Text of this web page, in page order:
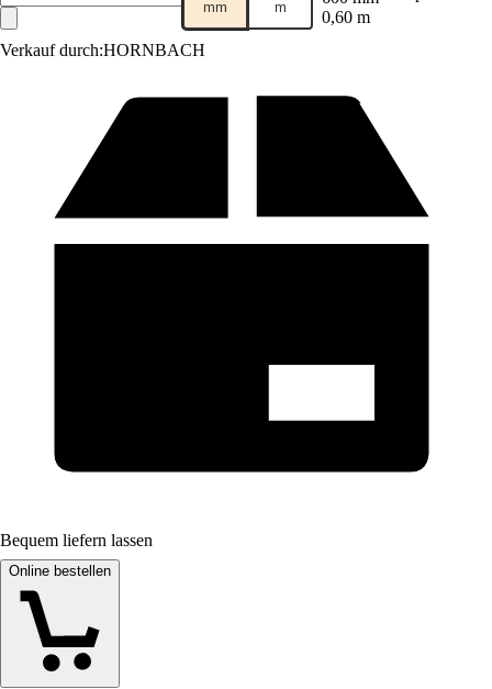
Verkauf durch:HORNBACH
mm m
0,60 m
Bequem liefern lassen
Online bestellen